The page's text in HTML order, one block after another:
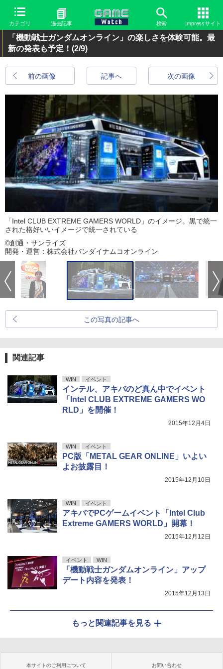
カテゴリ 過去記事 検索 Impressサイト
「機動戦士ガンダムオンライン」の楽しさを体験可能。最
新の発表も予定！ (2/9)
前の画像 次の画像
記事へ
「Intel CLUB EXTREME GAMERS WORLD」のイメージ。黒で統一
された格好いいイメージで統一されている
©創通・サンライズ
開発・運営：株式会社バンダイナムコオンライン
この写真の記事へ
関連記事
WIN イベント
インテル、アキバのど真ん中でイベント
「Intel CLUB EXTREME GAMERS WO
RLD」を開催！
2015年12月4日
WIN イベント
PC版「METAL GEAR ONLINE」いよい
よお披露目！
2015年12月10日
WIN イベント
アキバでPCゲームイベント「Intel Club
Extreme GAMERS WORLD」開幕！
2015年12月12日
イベント WIN
「機動戦士ガンダムオンライン」アップ
デート内容を発表！
2015年12月13日
もっと関連記事を見る
本サイトのご利用について お問い合わせ